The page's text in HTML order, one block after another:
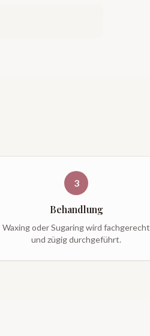
3
Behandlung
Waxing oder Sugaring wird fachgerecht
und zügig durchgeführt.